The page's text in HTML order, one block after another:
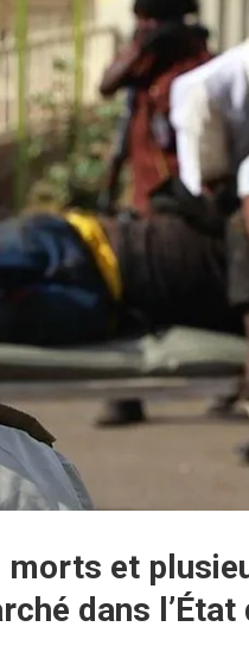
et
dans l’État